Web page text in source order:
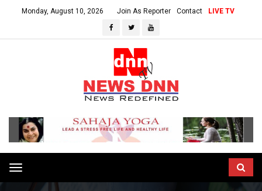
Monday, August 10, 2026 Join As Reporter Contact LIVE TV
Toggle
navigation